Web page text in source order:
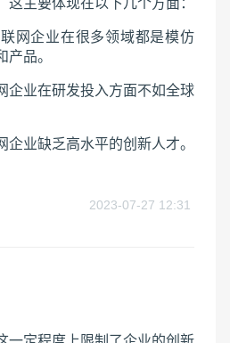
这主要体现在以下几个方面：
网企业在很多领域都是模仿
品。
企业在研发投入方面不如全球
业缺乏高水平的创新人才。
2023-07-27 12:31